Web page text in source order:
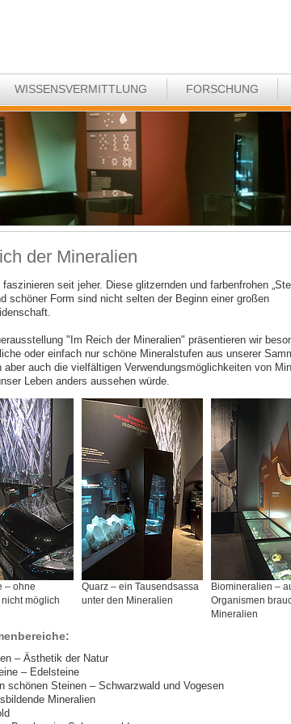
WISSENSVERMITTLUNG FORSCHUNG
der Mineralien
faszinieren seit jeher. Diese glitzernden und farbenfrohen
schöner Form sind nicht selten der Beginn einer großen
"Im Reich der Mineralien" präsentieren wir
oder einfach nur schöne Mineralstufen aus unserer
aber auch die vielfältigen Verwendungsmöglichkeiten von
Leben anders aussehen würde.
– ohne
möglich
Quarz – ein Tausendsassa
unter den Mineralien
Biomineralien –
Organismen
Mineralien
– Ästhetik der Natur
– Edelsteine
schönen Steinen – Schwarzwald und Vogesen
Mineralien